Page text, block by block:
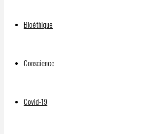
Bioéthique
Conscience
Covid-19